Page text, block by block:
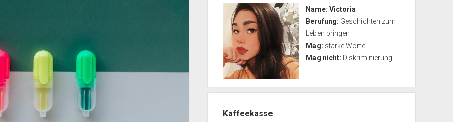
Name: Victoria
Berufung: Geschichten zum
Leben bringen
Mag: starke Worte
Mag nicht: Diskriminierung
Kaffeekasse